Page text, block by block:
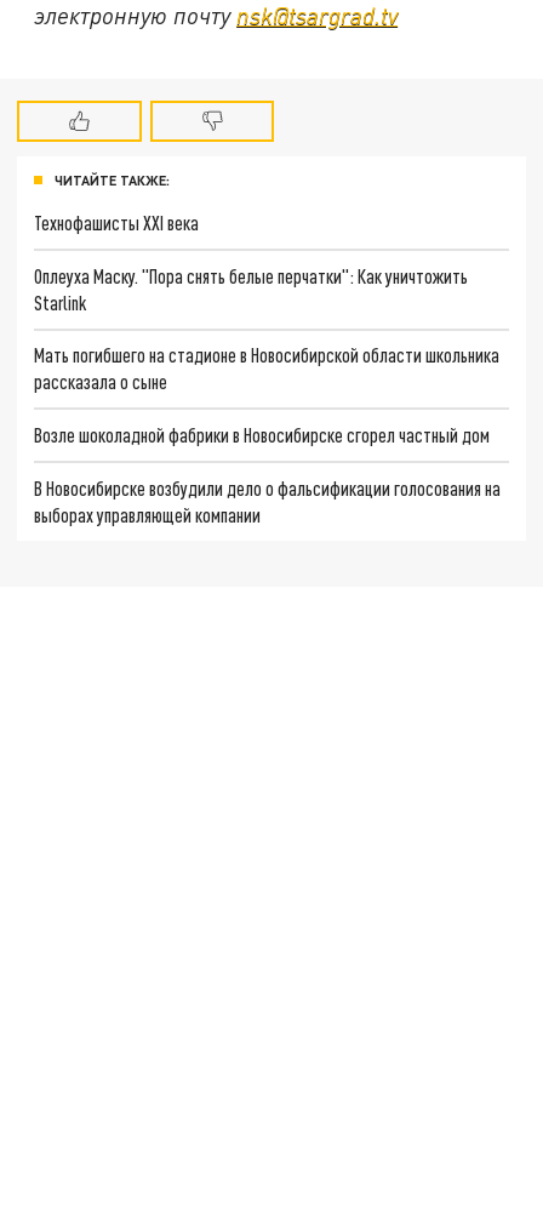
электронную почту nsk@tsargrad.tv
ЧИТАЙТЕ ТАКЖЕ:
Технофашисты XXI века
Оплеуха Маску. "Пора снять белые перчатки": Как уничтожить
Starlink
Мать погибшего на стадионе в Новосибирской области школьника
рассказала о сыне
Возле шоколадной фабрики в Новосибирске сгорел частный дом
В Новосибирске возбудили дело о фальсификации голосования на
выборах управляющей компании